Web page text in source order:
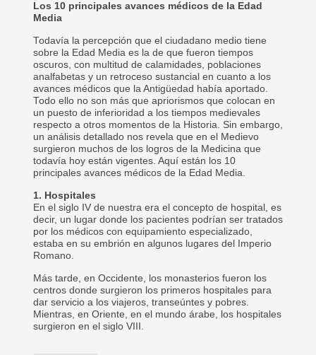
Los 10 principales avances médicos de la Edad
Media
Todavía la percepción que el ciudadano medio tiene
sobre la Edad Media es la de que fueron tiempos
oscuros, con multitud de calamidades, poblaciones
analfabetas y un retroceso sustancial en cuanto a los
avances médicos que la Antigüedad había aportado.
Todo ello no son más que apriorismos que colocan en
un puesto de inferioridad a los tiempos medievales
respecto a otros momentos de la Historia. Sin embargo,
un análisis detallado nos revela que en el Medievo
surgieron muchos de los logros de la Medicina que
todavía hoy están vigentes. Aquí están los 10
principales avances médicos de la Edad Media.
1. Hospitales
En el siglo IV de nuestra era el concepto de hospital, es
decir, un lugar donde los pacientes podrían ser tratados
por los médicos con equipamiento especializado,
estaba en su embrión en algunos lugares del Imperio
Romano.
Más tarde, en Occidente, los monasterios fueron los
centros donde surgieron los primeros hospitales para
dar servicio a los viajeros, transeúntes y pobres.
Mientras, en Oriente, en el mundo árabe, los hospitales
surgieron en el siglo VIII.